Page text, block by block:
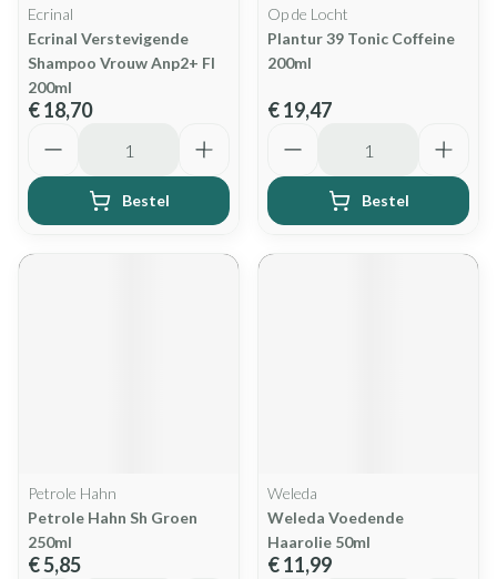
Ecrinal
Ecrinal Verstevigende
Shampoo Vrouw Anp2+ Fl
200ml
€ 18,70
Bestel
Op de Locht
Plantur 39 Tonic Coffeine
200ml
€ 19,47
Bestel
Petrole Hahn
Petrole Hahn Sh Groen
250ml
€ 5,85
Weleda
Weleda Voedende
Haarolie 50ml
€ 11,99